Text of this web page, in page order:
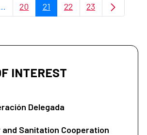
Intermediate Pages Use TAB to
Page
20 Page
21 Page
22 Page
23
INTEREST
Delegada
and Sanitation Cooperation